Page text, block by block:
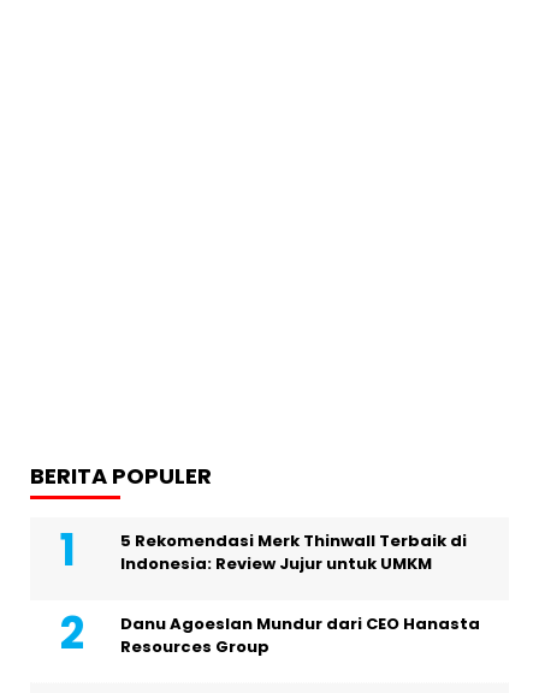
BERITA POPULER
5 Rekomendasi Merk Thinwall Terbaik di
Indonesia: Review Jujur untuk UMKM
Danu Agoeslan Mundur dari CEO Hanasta
Resources Group